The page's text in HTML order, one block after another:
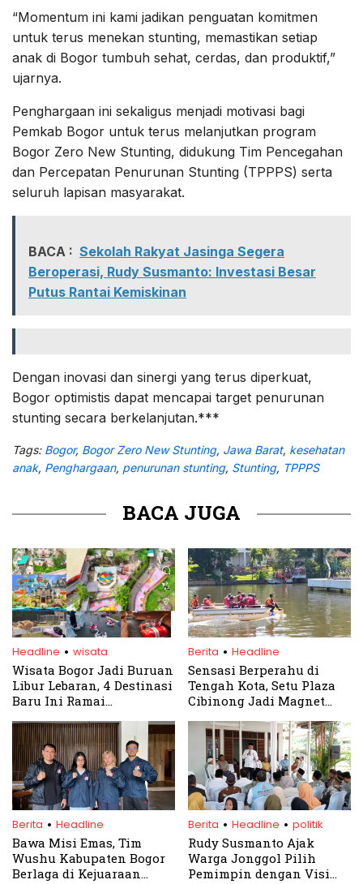
“Momentum ini kami jadikan penguatan komitmen
untuk terus menekan stunting, memastikan setiap
anak di Bogor tumbuh sehat, cerdas, dan produktif,”
ujarnya.
Penghargaan ini sekaligus menjadi motivasi bagi
Pemkab Bogor untuk terus melanjutkan program
Bogor Zero New Stunting, didukung Tim Pencegahan
dan Percepatan Penurunan Stunting (TPPPS) serta
seluruh lapisan masyarakat.
BACA : Sekolah Rakyat Jasinga Segera
Beroperasi, Rudy Susmanto: Investasi Besar
Putus Rantai Kemiskinan
Dengan inovasi dan sinergi yang terus diperkuat,
Bogor optimistis dapat mencapai target penurunan
stunting secara berkelanjutan.***
Tags: Bogor, Bogor Zero New Stunting, Jawa Barat, kesehatan
anak, Penghargaan, penurunan stunting, Stunting, TPPPS
BACA JUGA
Headline . wisata
Wisata Bogor Jadi Buruan
Libur Lebaran, 4 Destinasi
Baru Ini Ramai
Berita . Headline
Sensasi Berperahu di
Tengah Kota, Setu Plaza
Cibinong Jadi Magnet
Berita . Headline
Bawa Misi Emas, Tim
Wushu Kabupaten Bogor
Berlaga di Kejuaraan
Berita . Headline . politik
Rudy Susmanto Ajak
Warga Jonggol Pilih
Pemimpin dengan Visi